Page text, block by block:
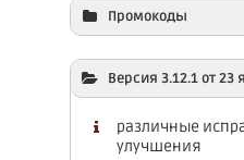
Промокоды
Версия 3.12.1 от 23
различные
улучшения